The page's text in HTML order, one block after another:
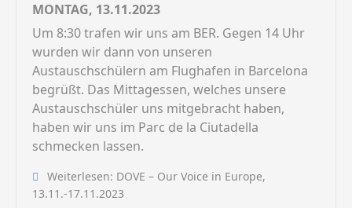
MONTAG, 13.11.2023
Um 8:30 trafen wir uns am BER. Gegen 14 Uhr
wurden wir dann von unseren
Austauschschülern am Flughafen in Barcelona
begrüßt. Das Mittagessen, welches unsere
Austauschschüler uns mitgebracht haben,
haben wir uns im Parc de la Ciutadella
schmecken lassen.
Weiterlesen: DOVE – Our Voice in Europe,
13.11.-17.11.2023